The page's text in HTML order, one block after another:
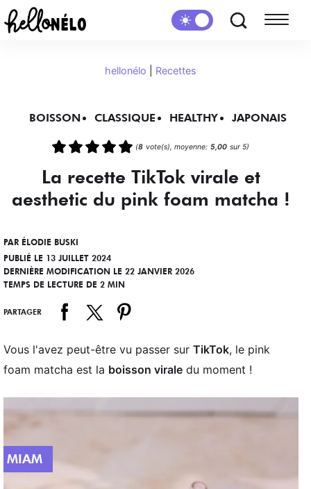
hellonélo Recettes
BOISSON CLASSIQUE HEALTHY JAPONAIS
(8 vote(s), moyenne: 5,00 sur 5)
La recette TikTok virale et
aesthetic du pink foam matcha !
PAR ÉLODIE BUSKI
PUBLIÉ LE 13 JUILLET 2024
DERNIÈRE MODIFICATION LE 22 JANVIER 2026
TEMPS DE LECTURE DE 2 MIN
PARTAGER
Vous l'avez peut-être vu passer sur TikTok, le pink
foam matcha est la boisson virale du moment !